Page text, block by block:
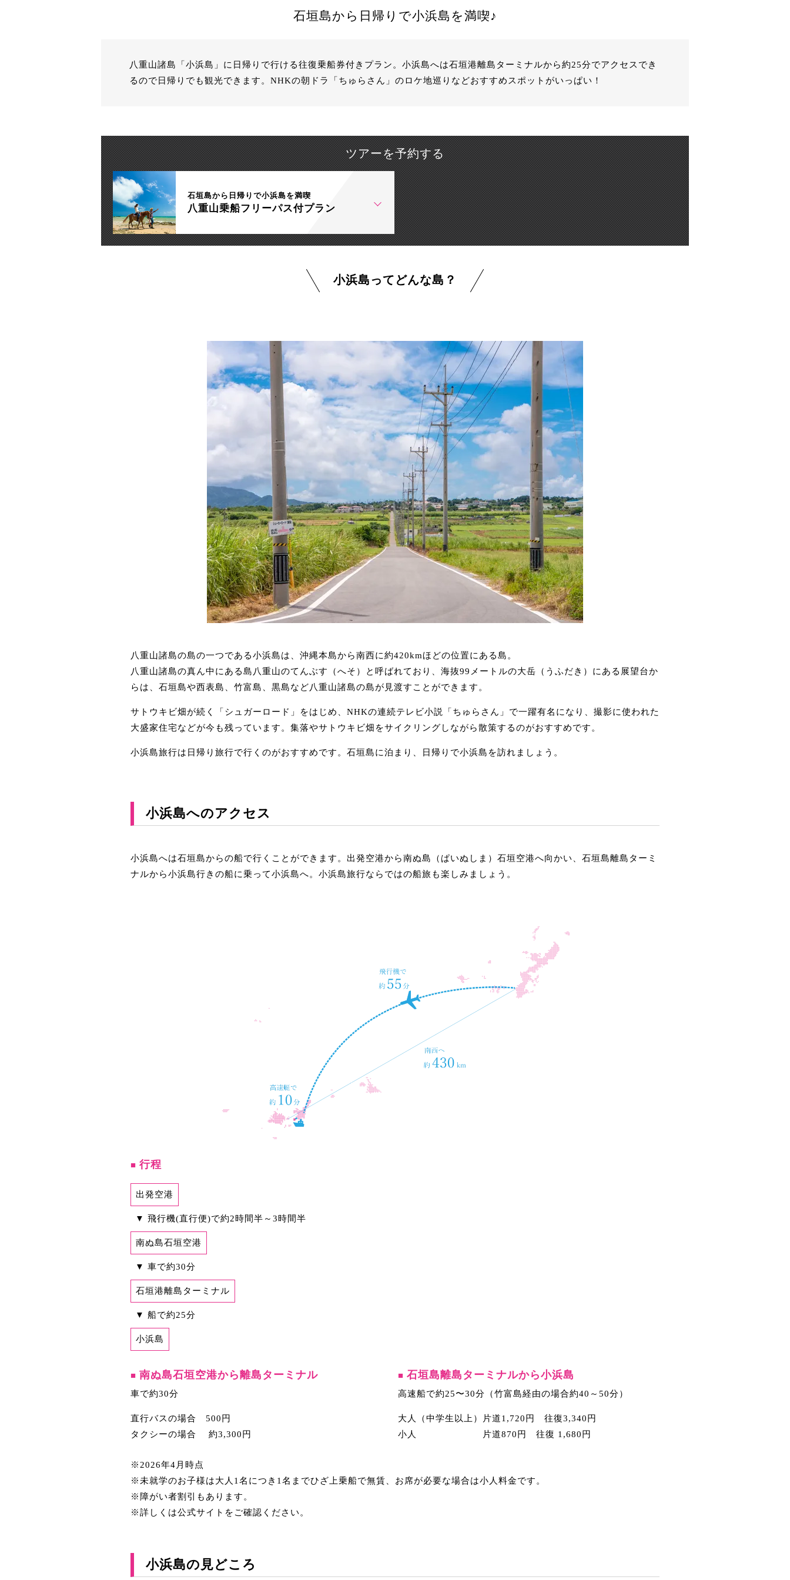
石垣島から日帰りで小浜島を満喫♪
八重山諸島「小浜島」に日帰りで行ける往復乗船券付きプラン。小浜島へは石垣港離島ターミナルから約25分でアクセスでき
るので日帰りでも観光できます。NHKの朝ドラ「ちゅらさん」のロケ地巡りなどおすすめスポットがいっぱい！
ツアーを予約する
石垣島から日帰りで小浜島を満喫
八重山乗船フリーパス付プラン
小浜島ってどんな島？
八重山諸島の島の一つである小浜島は、沖縄本島から南西に約420kmほどの位置にある島。
八重山諸島の真ん中にある島八重山のてんぶす（へそ）と呼ばれており、海抜99メートルの大岳（うふだき）にある展望台か
らは、石垣島や西表島、竹富島、黒島など八重山諸島の島が見渡すことができます。
サトウキビ畑が続く「シュガーロード」をはじめ、NHKの連続テレビ小説「ちゅらさん」で一躍有名になり、撮影に使われた
大盛家住宅などが今も残っています。集落やサトウキビ畑をサイクリングしながら散策するのがおすすめです。
小浜島旅行は日帰り旅行で行くのがおすすめです。石垣島に泊まり、日帰りで小浜島を訪れましょう。
小浜島へのアクセス
小浜島へは石垣島からの船で行くことができます。出発空港から南ぬ島（ぱいぬしま）石垣空港へ向かい、石垣島離島ターミ
ナルから小浜島行きの船に乗って小浜島へ。小浜島旅行ならではの船旅も楽しみましょう。
■ 行程
出発空港
▼ 飛行機(直行便)で約2時間半～3時間半
南ぬ島石垣空港
▼ 車で約30分
石垣港離島ターミナル
▼ 船で約25分
小浜島
■ 南ぬ島石垣空港から離島ターミナル
車で約30分
直行バスの場合 500円
タクシーの場合 約3,300円
■ 石垣島離島ターミナルから小浜島
高速船で約25〜30分（竹富島経由の場合約40～50分）
大人（中学生以上）片道1,720円 往復3,340円
小人 片道870円 往復 1,680円
※2026年4月時点
※未就学のお子様は大人1名につき1名までひざ上乗船で無賃、お席が必要な場合は小人料金です。
※障がい者割引もあります。
※詳しくは公式サイトをご確認ください。
小浜島の見どころ